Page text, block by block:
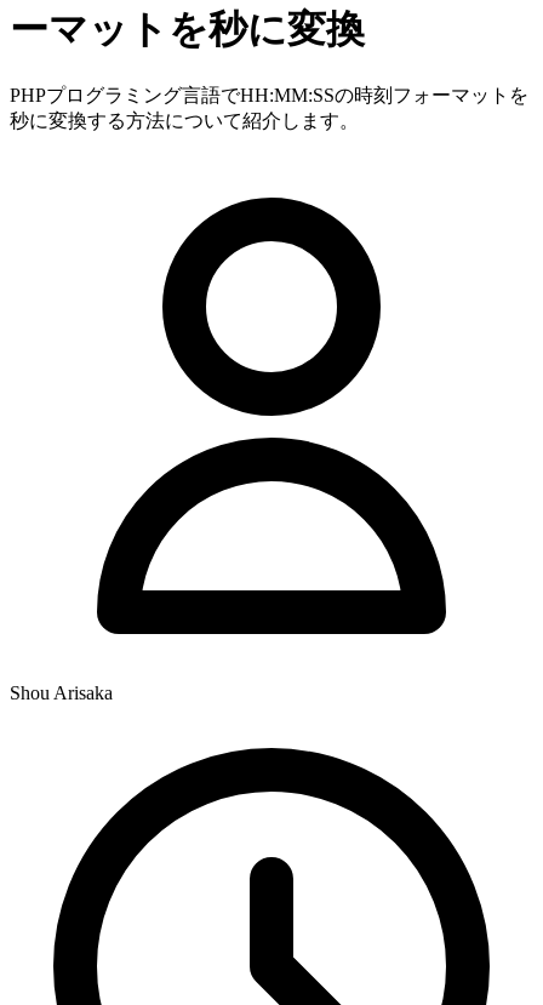
ーマットを秒に変換
PHPプログラミング言語でHH:MM:SSの時刻フォーマットを
秒に変換する方法について紹介します。
Shou Arisaka